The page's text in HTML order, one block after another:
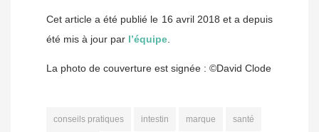
Cet article a été publié le 16 avril 2018 et a depuis
été mis à jour par l’équipe
La photo de couverture est signée : ©David Clode
conseils pratiques intestin marque santé